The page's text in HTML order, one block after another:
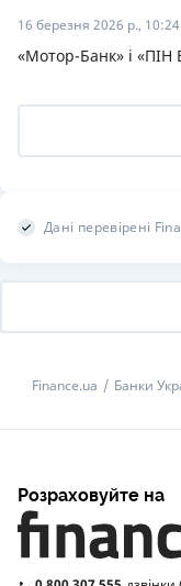
16 березня 2026 р., 10:24
«Мотор-Банк» і «ПІН
Дані перевірені
Finance.ua Банки
Розраховуйте на